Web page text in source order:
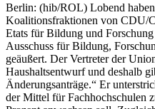
Berlin: (hib/ROL) Lobend
Koalitionsfraktionen von CDU/
Etats für Bildung und
Ausschuss für Bildung,
geäußert. Der Vertreter der
Haushaltsentwurf und deshalb
Änderungsanträge.“ Er
der Mittel für Fachhochschulen